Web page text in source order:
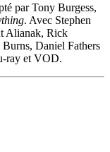
par Tony Burgess,
. Avec Stephen
Alianak, Rick
Daniel Fathers
ray et VOD.